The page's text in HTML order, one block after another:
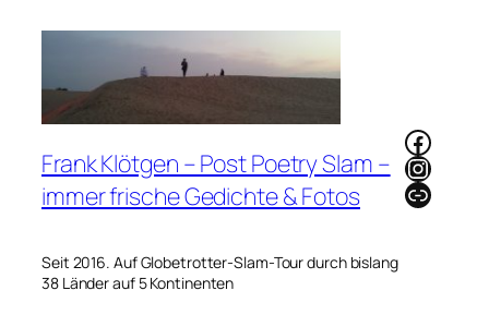
Frank Klötgen – Post Poetry Slam –
immer frische Gedichte & Fotos
Seit 2016. Auf Globetrotter-Slam-Tour durch bislang
38 Länder auf 5 Kontinenten
Link